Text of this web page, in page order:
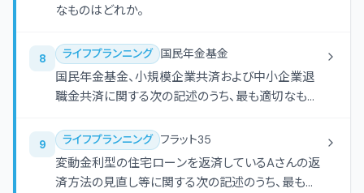
なものはどれか。
8 ライフプランニング 国民年金基金
国民年金基金、小規模企業共済および中小企業退
職金共済に関する次の記述のうち、最も適切なもの
9 ライフプランニング フラット35
変動金利型の住宅ローンを返済しているAさんの返
済方法の見直し等に関する次の記述のうち、最も不